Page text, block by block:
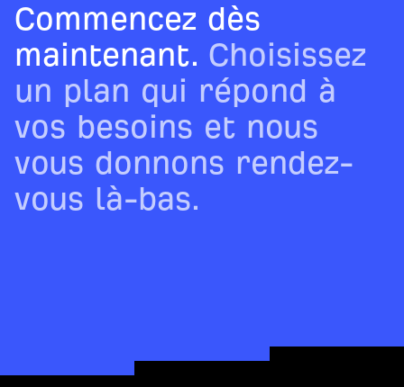
Commencez dès
maintenant. Choisissez
un plan qui répond à
vos besoins et nous
vous donnons rendez-
vous là-bas.